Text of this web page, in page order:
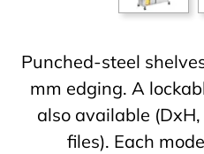
Punched-steel
mm edging. A
also available
files). Each